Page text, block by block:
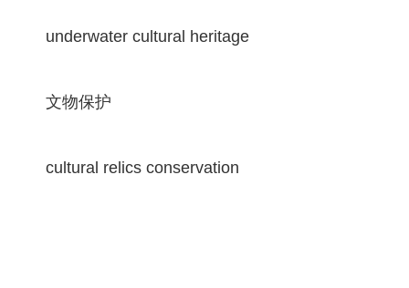
underwater cultural heritage
文物保护
cultural relics conservation